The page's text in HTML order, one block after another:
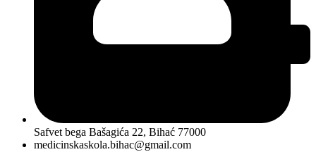
Safvet bega Bašagića 22, Bihać 77000
medicinskaskola.bihac@gmail.com